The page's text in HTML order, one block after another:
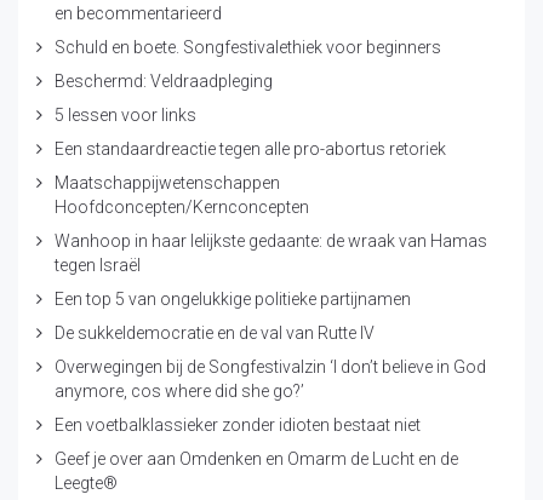
en becommentarieerd
Schuld en boete. Songfestivalethiek voor beginners
Beschermd: Veldraadpleging
5 lessen voor links
Een standaardreactie tegen alle pro-abortus retoriek
Maatschappijwetenschappen
Hoofdconcepten/Kernconcepten
Wanhoop in haar lelijkste gedaante: de wraak van Hamas
tegen Israël
Een top 5 van ongelukkige politieke partijnamen
De sukkeldemocratie en de val van Rutte IV
Overwegingen bij de Songfestivalzin ‘I don’t believe in God
anymore, cos where did she go?’
Een voetbalklassieker zonder idioten bestaat niet
Geef je over aan Omdenken en Omarm de Lucht en de
Leegte®